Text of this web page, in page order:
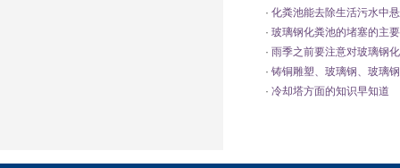
· 化粪池能去除生活污水中
· 玻璃钢化粪池的堵塞的主
· 雨季之前要注意对玻璃钢
· 铸铜雕塑、玻璃钢、玻璃
· 冷却塔方面的知识早知道